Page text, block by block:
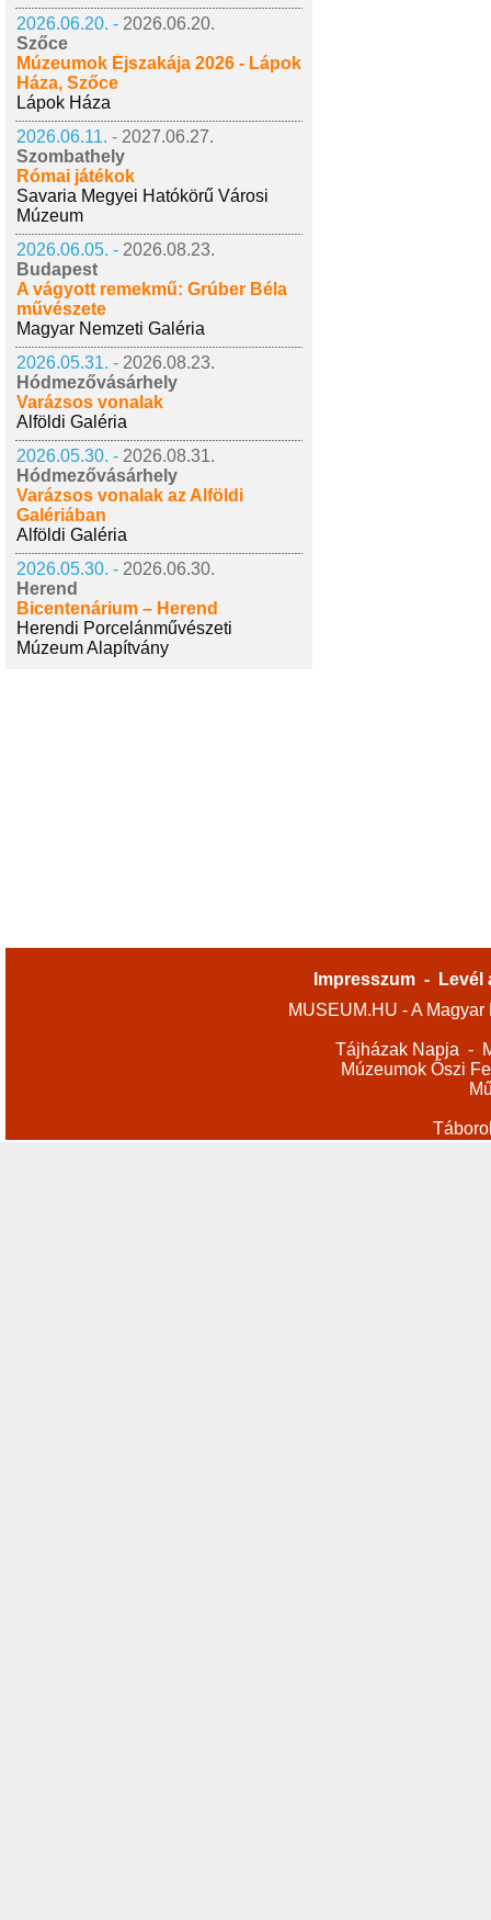
2026.06.20. - 2026.06.20.
Szőce
Múzeumok Éjszakája 2026 - Lápok
Háza, Szőce
Lápok Háza
2026.06.11. - 2027.06.27.
Szombathely
Római játékok
Savaria Megyei Hatókörű Városi
Múzeum
2026.06.05. - 2026.08.23.
Budapest
A vágyott remekmű: Grúber Béla
művészete
Magyar Nemzeti Galéria
2026.05.31. - 2026.08.23.
Hódmezővásárhely
Varázsos vonalak
Alföldi Galéria
2026.05.30. - 2026.08.31.
Hódmezővásárhely
Varázsos vonalak az Alföldi
Galériában
Alföldi Galéria
2026.05.30. - 2026.06.30.
Herend
Bicentenárium – Herend
Herendi Porcelánművészeti
Múzeum Alapítvány
Impresszum -
Levél
MUSEUM.HU - A
Tájházak Napja -
Múzeumok Őszi